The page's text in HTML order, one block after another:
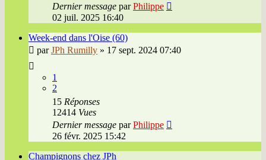
Dernier message parPhilippe
02 juil. 2025 16:40
Week-end dans l'Oise (60)
parJPh Rumilly » 17 sept. 2024 07:40
1
2
15 Réponses
12414 Vues
Dernier message parPhilippe
26 févr. 2025 15:42
Champignons chez JPh